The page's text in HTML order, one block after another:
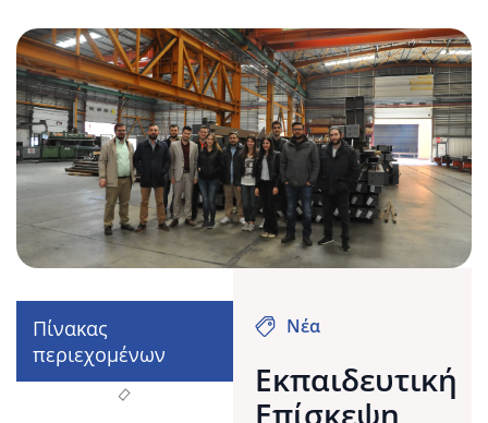
Πίνακας
περιεχομένων
Νέα
Εκπαιδευτική
Επίσκεψη